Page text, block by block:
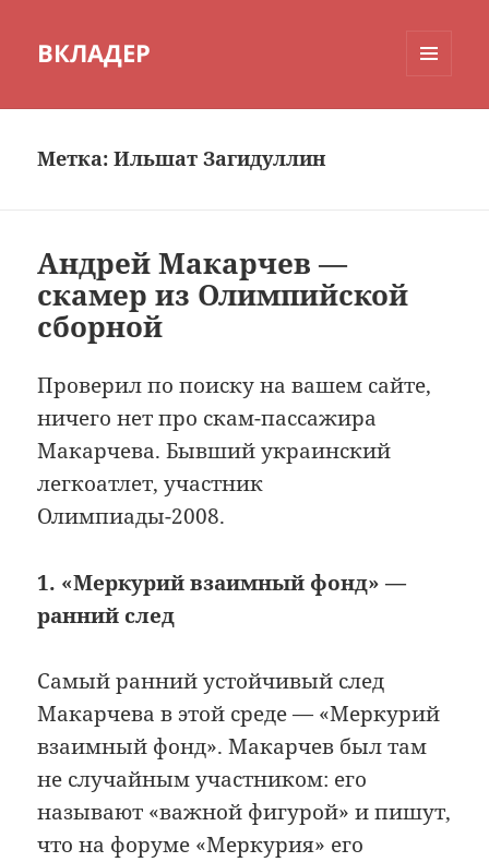
ВКЛАДЕР
Метка:Ильшат Загидуллин
Андрей Макарчев —
скамер из Олимпийской
сборной
Проверил по поиску на вашем сайте,
ничего нет про скам-пассажира
Макарчева. Бывший украинский
легкоатлет, участник
Олимпиады-2008.
1. «Меркурий взаимный фонд» —
ранний след
Самый ранний устойчивый след
Макарчева в этой среде — «Меркурий
взаимный фонд». Макарчев был там
не случайным участником: его
называют «важной фигурой» и пишут,
что на форуме «Меркурия» его